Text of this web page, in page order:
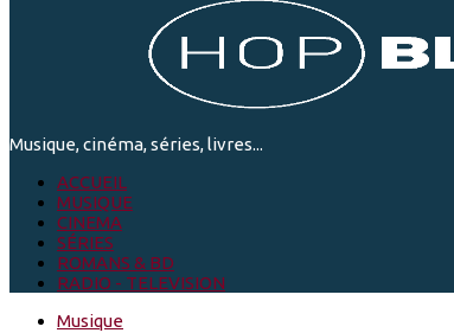
Musique, cinéma, séries, livres...
ACCUEIL
MUSIQUE
CINEMA
SÉRIES
ROMANS & BD
RADIO - TELEVISION
Musique